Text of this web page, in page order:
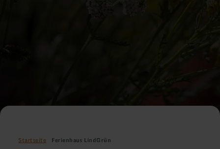
Startseite Ferienhaus LindGrün